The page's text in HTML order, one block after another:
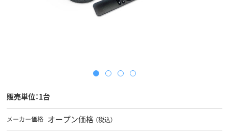
販売単位：1台
メーカー価格 オープン価格 （税込）